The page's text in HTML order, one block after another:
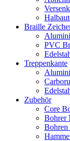
Braille
PVC
Treppenkante
Zubehör
Core
Bohrer
Bohren